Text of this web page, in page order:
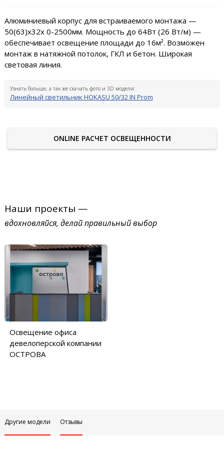
Алюминиевый корпус для встраиваемого монтажа —
50(63)х32x 0-2500мм. Мощность до 64Вт (26 Вт/м) —
обеспечивает освещение площади до 16м². Возможен
монтаж в натяжной потолок, ГКЛ и бетон. Широкая
световая линия.
Узнать больше, а так же скачать фото и 3D модели:
Линейный светильник HOKASU 50/32 IN Prom
ONLINE РАСЧЕТ ОСВЕЩЕННОСТИ
Наши проекты —
вдохновляйся, делай правильный выбор
Освещение офиса
девелоперской компании
ОСТРОВА
Другие модели Отзывы